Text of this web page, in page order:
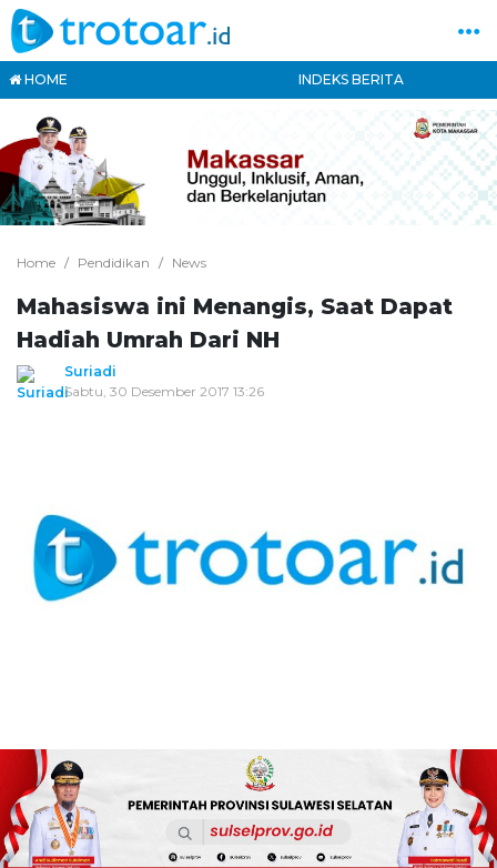
HOME INDEKS BERITA
Home Pendidikan News
Mahasiswa ini Menangis, Saat Dapat
Hadiah Umrah Dari NH
Suriadi
Sabtu, 30 Desember 2017 13:26